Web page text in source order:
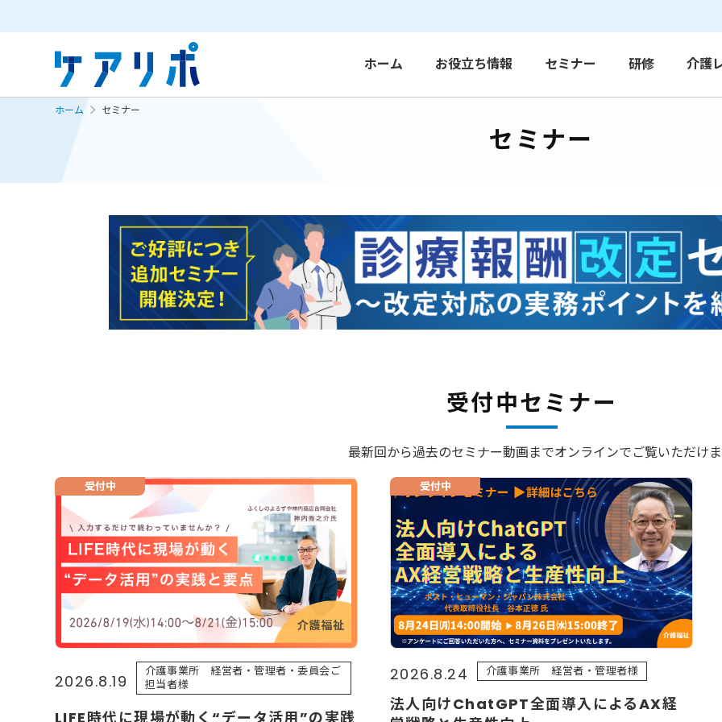
ホーム お役立ち情報 セミナー 研修 介護
ホーム セミナー
セミナー
受付中セミナー
最新回から過去のセミナー動画までオンラインでご覧いただけ
受付中
2026.8.19
介護事業所 経営者・管理者・委員会ご
担当者様
LIFE時代に現場が動く“データ活用”の実践
受付中
2026.8.24 介護事業所 経営者・管理者様
法人向けChatGPT全面導入によるAX経